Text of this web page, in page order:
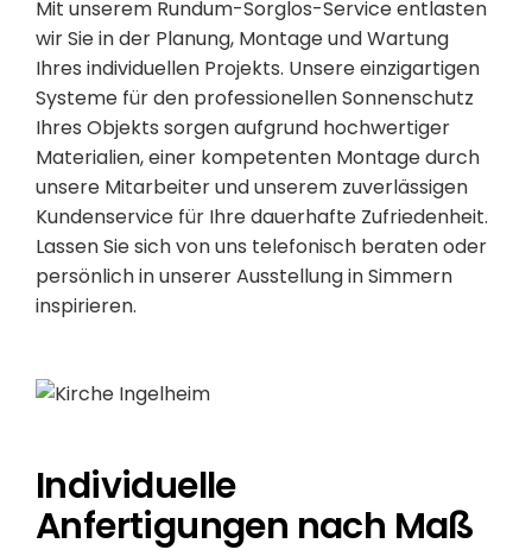
Mit unserem Rundum-Sorglos-Service entlasten
wir Sie in der Planung, Montage und Wartung
Ihres individuellen Projekts. Unsere einzigartigen
Systeme für den professionellen Sonnenschutz
Ihres Objekts sorgen aufgrund hochwertiger
Materialien, einer kompetenten Montage durch
unsere Mitarbeiter und unserem zuverlässigen
Kundenservice für Ihre dauerhafte Zufriedenheit.
Lassen Sie sich von uns telefonisch beraten oder
persönlich in unserer Ausstellung in Simmern
inspirieren.
Individuelle
Anfertigungen nach Maß